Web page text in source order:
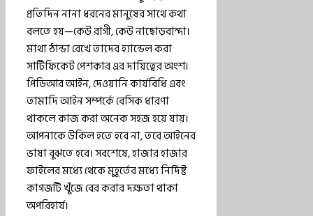
প্রতিদিন নানা ধরনের মানুষের সাথে কথা
বলতে হয়—কেউ রাগী, কেউ নাছোড়বান্দা।
মাথা ঠান্ডা রেখে তাদের হ্যান্ডেল করা
সার্টিফিকেট পেশকার এর দায়িত্বের অংশ।
পিডিআর আইন, দেওয়ানি কার্যবিধি এবং
তামাদি আইন সম্পর্কে বেসিক ধারণা
থাকলে কাজ করা অনেক সহজ হয়ে যায়।
আপনাকে উকিল হতে হবে না, তবে আইনের
ভাষা বুঝতে হবে। সবশেষে, হাজার হাজার
ফাইলের মধ্যে থেকে মুহূর্তের মধ্যে নির্দিষ্ট
কাগজটি খুঁজে বের করার দক্ষতা থাকা
অপরিহার্য।